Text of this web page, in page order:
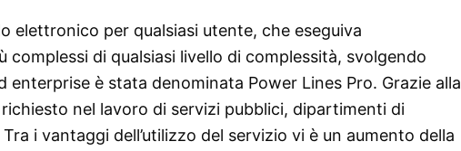
elettronico per qualsiasi utente, che eseguiva
di qualsiasi livello di complessità, svolgendo
è stata denominata Power Lines Pro. Grazie alla
nel lavoro di servizi pubblici, dipartimenti di
i vantaggi dell’utilizzo del servizio vi è un aumento della